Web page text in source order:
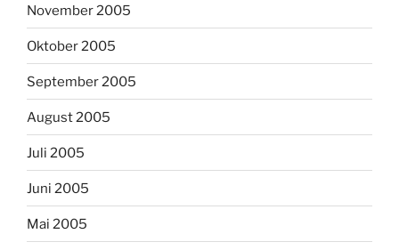
November 2005
Oktober 2005
September 2005
August 2005
Juli 2005
Juni 2005
Mai 2005